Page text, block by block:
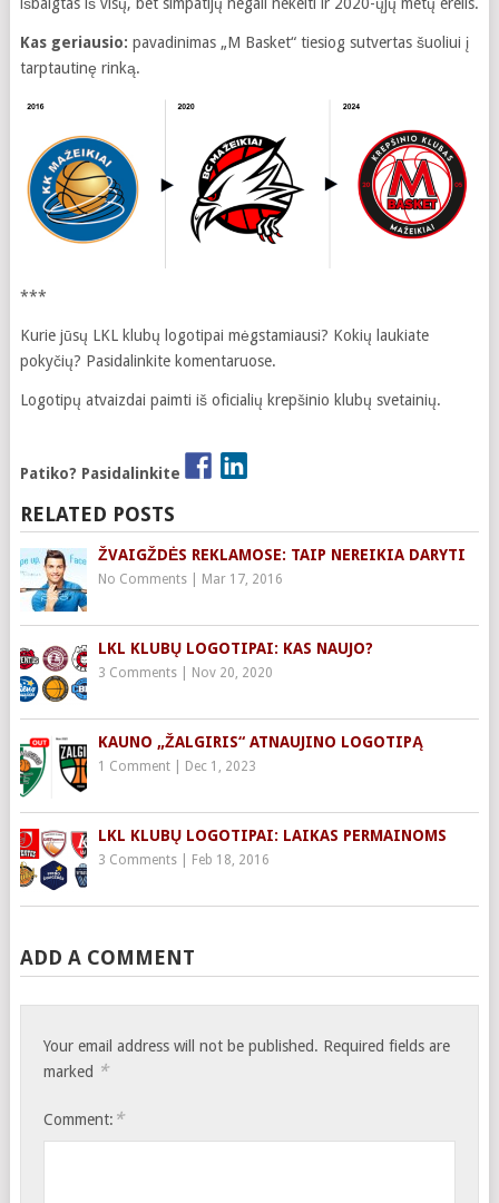
Kas geriausio: pavadinimas „M Basket“ tiesiog sutvertas šuoliui į
tarptautinę rinką.
***
Kurie jūsų LKL klubų logotipai mėgstamiausi? Kokių laukiate
pokyčių? Pasidalinkite komentaruose.
Logotipų atvaizdai paimti iš oficialių krepšinio klubų svetainių.
Patiko? Pasidalinkite
RELATED POSTS
ŽVAIGŽDĖS REKLAMOSE: TAIP NEREIKIA DARYTI
No Comments| Mar 17, 2016
LKL KLUBŲ LOGOTIPAI: KAS NAUJO?
3 Comments| Nov 20, 2020
KAUNO „ŽALGIRIS“ ATNAUJINO LOGOTIPĄ
1 Comment| Dec 1, 2023
LKL KLUBŲ LOGOTIPAI: LAIKAS PERMAINOMS
3 Comments| Feb 18, 2016
ADD A COMMENT
Your email address will not be published. Required fields are
marked *
Comment: *